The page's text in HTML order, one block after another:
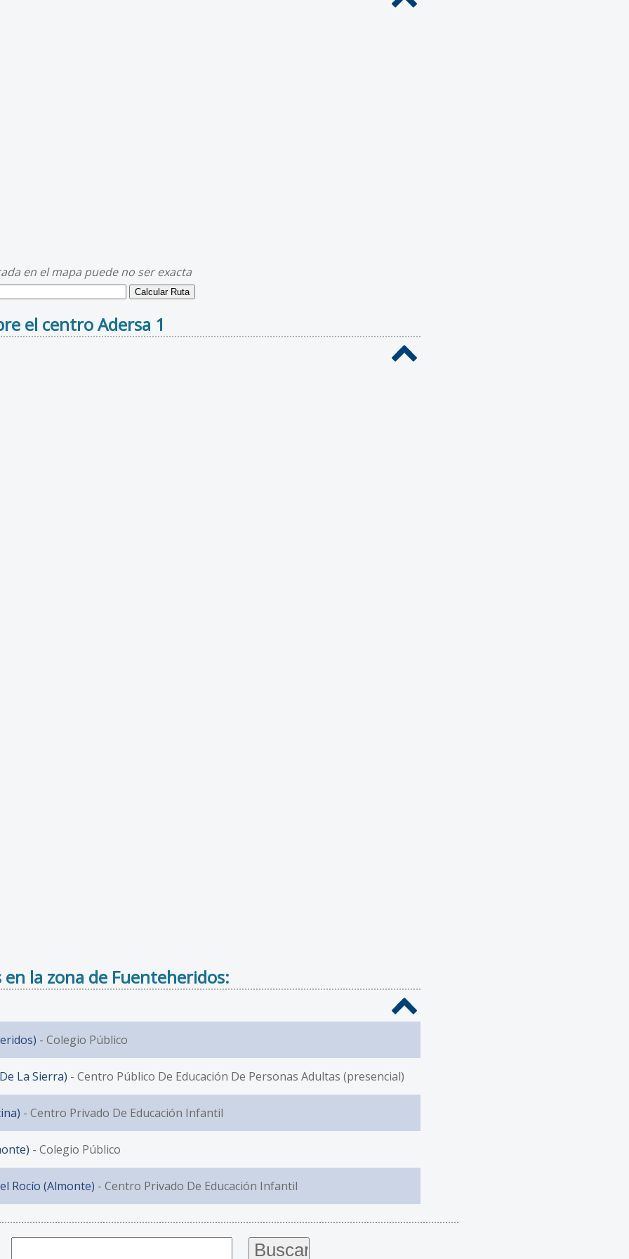
en el mapa puede no ser exacta
el centro Adersa 1
la zona de Fuenteheridos:
- Colegio Público
La Sierra) - Centro Público De Educación De Personas Adultas (presencial)
- Centro Privado De Educación Infantil
- Colegio Público
Rocío (Almonte) - Centro Privado De Educación Infantil